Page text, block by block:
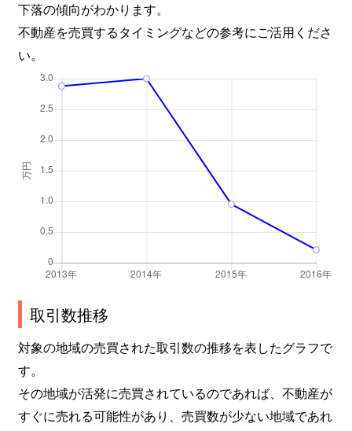
下落の傾向がわかります。
不動産を売買するタイミングなどの参考にご活用くださ
い。
取引数推移
対象の地域の売買された取引数の推移を表したグラフで
す。
その地域が活発に売買されているのであれば、不動産が
すぐに売れる可能性があり、売買数が少ない地域であれ